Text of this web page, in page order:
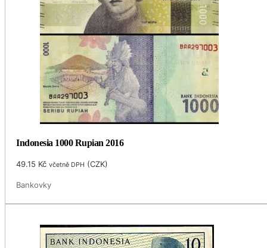
Indonesia 1000 Rupian 2016
49.15 Kč včetně DPH (CZK)
Bankovky